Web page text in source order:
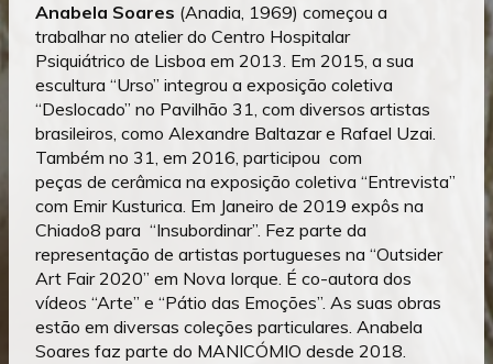
Anabela Soares (Anadia, 1969) começou a
trabalhar no atelier do Centro Hospitalar
Psiquiátrico de Lisboa em 2013. Em 2015, a sua
escultura “Urso” integrou a exposição coletiva
“Deslocado” no Pavilhão 31, com diversos artistas
brasileiros, como Alexandre Baltazar e Rafael Uzai.
Também no 31, em 2016, participou com
peças de cerâmica na exposição coletiva “Entrevista”
com Emir Kusturica. Em Janeiro de 2019 expôs na
Chiado8 para “Insubordinar”. Fez parte da
representação de artistas portugueses na “Outsider
Art Fair 2020” em Nova Iorque. É co-autora dos
vídeos “Arte” e “Pátio das Emoções”. As suas obras
estão em diversas coleções particulares. Anabela
Soares faz parte do MANICÓMIO desde 2018.